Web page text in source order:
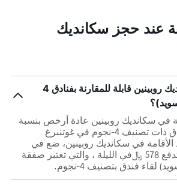
عند حجز سكانديك
هل الأسعار في سكانديك روبينين قابلة للمقارنة بفنادق 4
في سكانديك روبينين عادة أرخص بنسبة
21% عن المعدل لفنادق ذات تصنيف 4-نجوم في غوتنبرغ
الأقامة في سكانديك روبينين، ضع في
اعتبارك أنه عليك أن تدفع 578 ﷼في الليلة ، والتي تعتبر صفقة
لقاء فندق بتصنيف 4-نجوم.